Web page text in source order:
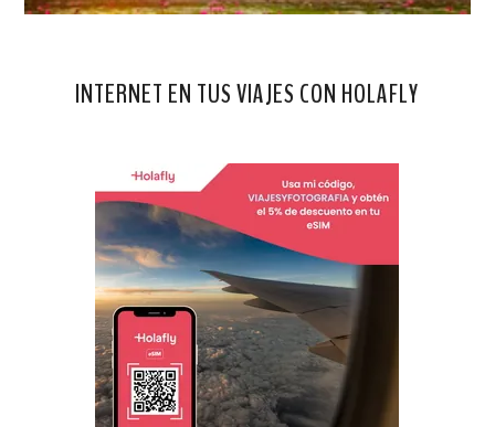
INTERNET EN TUS VIAJES CON HOLAFLY